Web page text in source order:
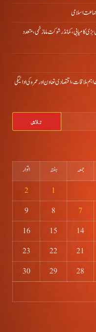
اسلامی
کی بڑی کامیابی، کمانڈر شوکت ماما زخمی، متعدد
اقتصادی تعاون اور عمرہ کی ادائیگی
جمعہ ہفتہ
اتوار
1
2
7
8
9
14
15
16
21
22
23
28
29
30